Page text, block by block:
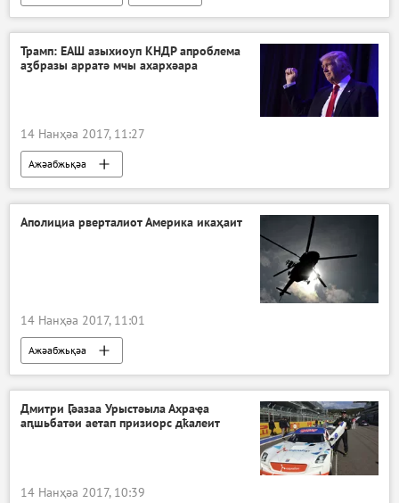
"Ты супер! Танцы"
Трамп: ЕАШ азыхиоуп КНДР апроблема
аӡбразы арратә мчы ахархәара
14 Нанҳәа 2017, 11:27
Ажәабжьқәа
Аполициа рверталиот Америка икаҳаит
14 Нанҳәа 2017, 11:01
Ажәабжьқәа
Дмитри Ӷәазаа Урыстәыла Ахраҿа
аԥшьбатәи аетап призиорс дҟалеит
14 Нанҳәа 2017, 10:39